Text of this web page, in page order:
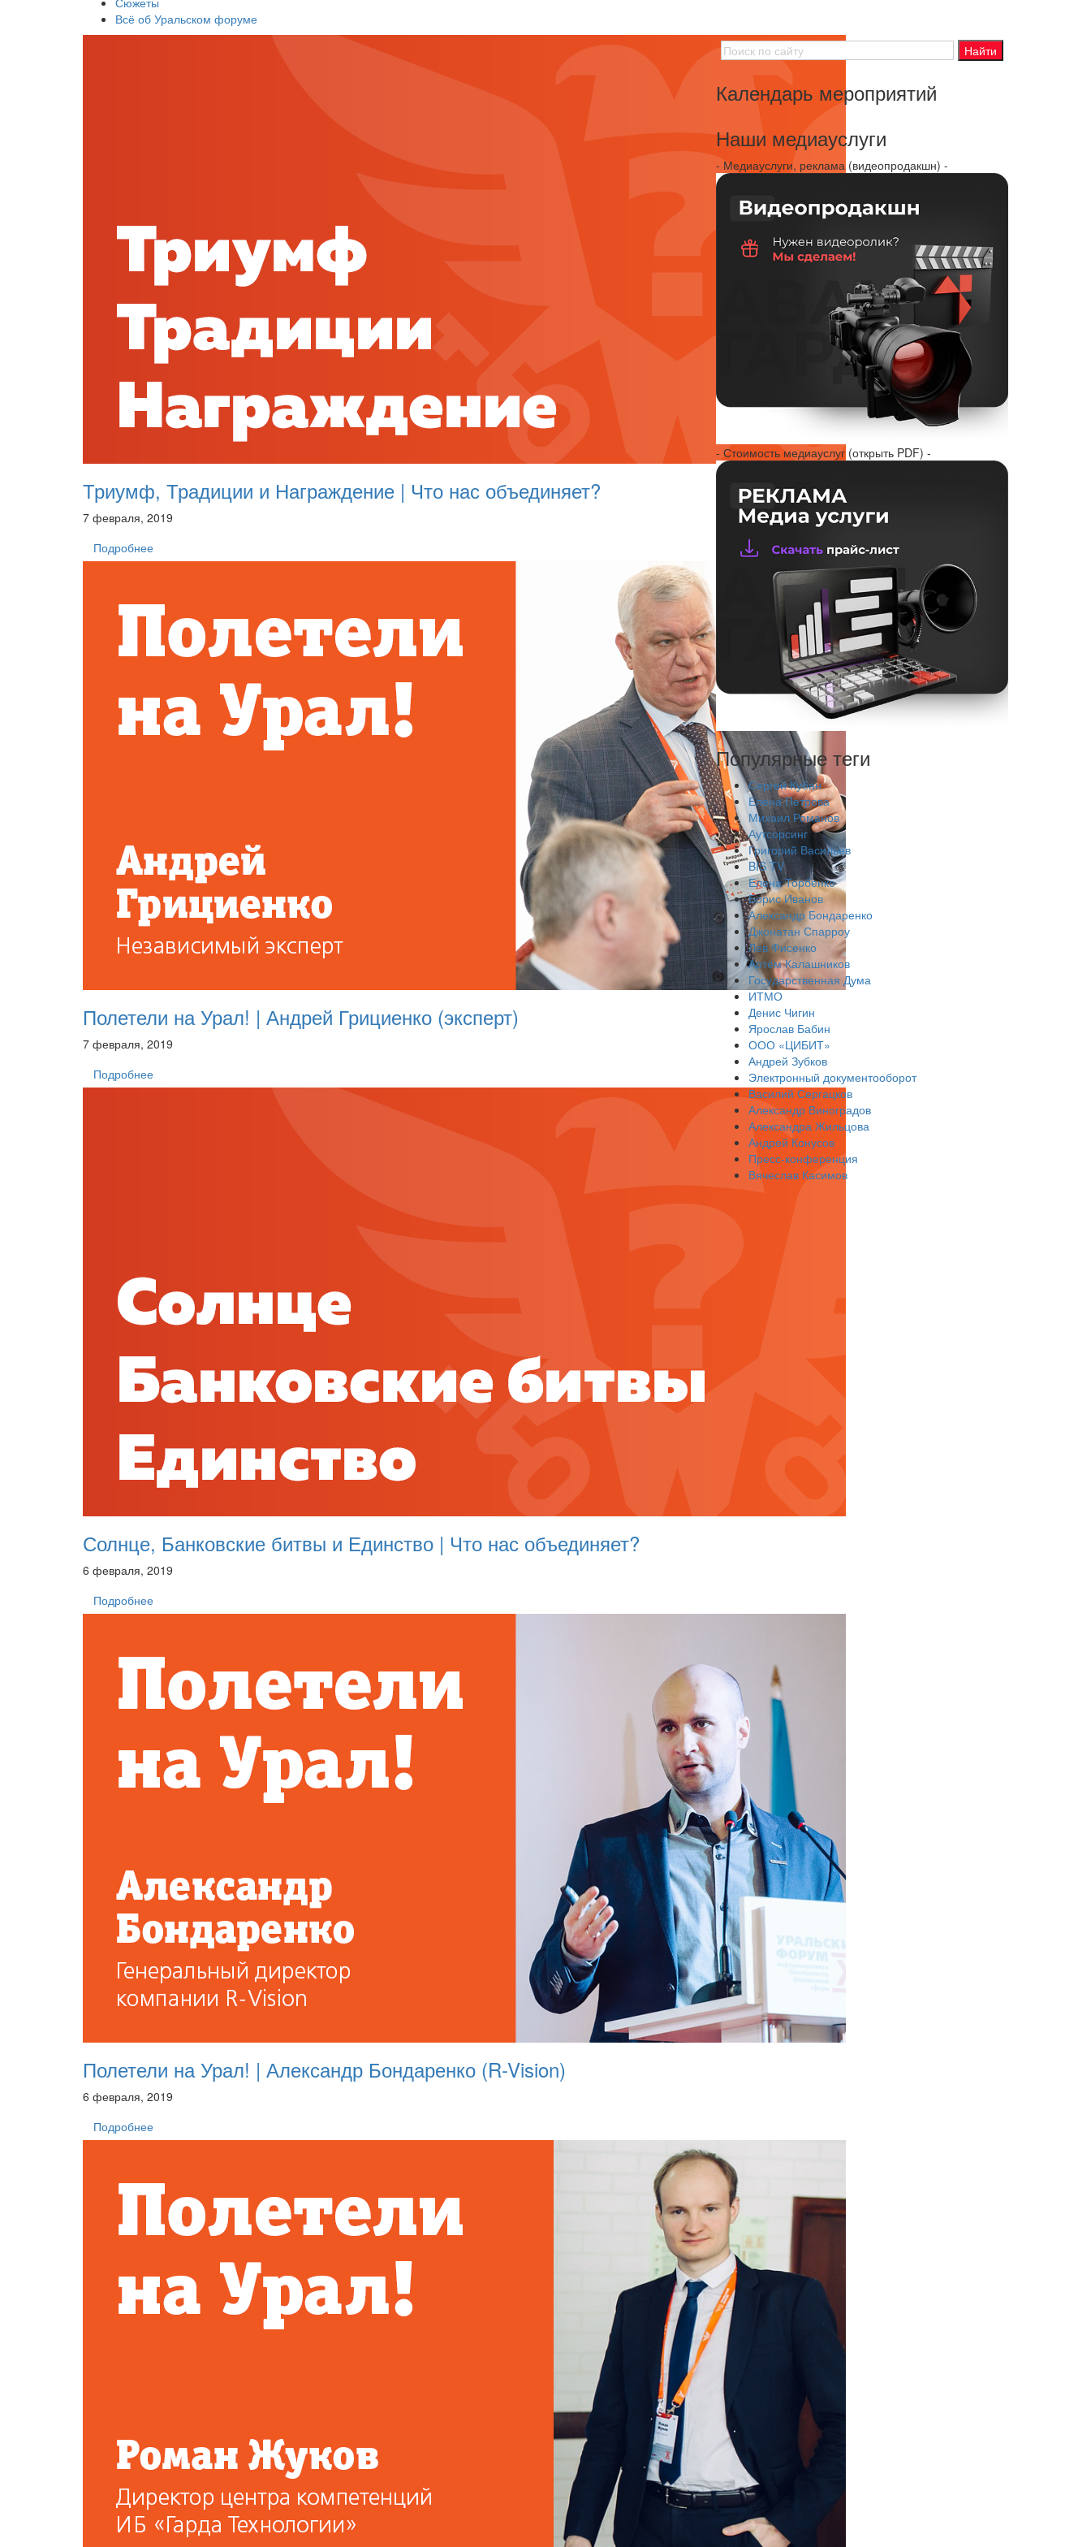
Всё об Уральском форуме
Триумф, Традиции и Награждение | Что нас объединяет?
7 февраля, 2019
Подробнее
Полетели на Урал! | Андрей Грициенко (эксперт)
7 февраля, 2019
Подробнее
Солнце, Банковские битвы и Единство | Что нас объединяет?
6 февраля, 2019
Подробнее
Полетели на Урал! | Александр Бондаренко (R-Vision)
6 февраля, 2019
Подробнее
Календарь мероприятий
Наши медиауслуги
- Медиауслуги, реклама (видеопродакшн) -
- Стоимость медиауслуг (открыть PDF) -
Популярные теги
Сергей Кубан
Елена Петрова
Михаил Романов
Аутсорсинг
Григорий Васильев
BIS TV
Елена Торбенко
Борис Иванов
Александр Бондаренко
Джонатан Спарроу
Лев Фисенко
Артём Калашников
Государственная Дума
ИТМО
Денис Чигин
Ярослав Бабин
ООО «ЦИБИТ»
Андрей Зубков
Электронный документооборот
Василий Сергацков
Александр Виноградов
Александра Жильцова
Андрей Конусов
Пресс-конференция
Вячеслав Касимов